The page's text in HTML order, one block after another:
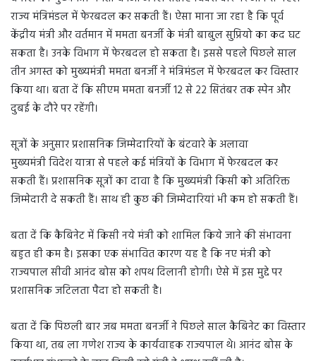
राज्य मंत्रिमंडल में फेरबदल कर सकती हैं। ऐसा माना जा रहा है कि पूर्व
केंद्रीय मंत्री और वर्तमान में ममता बनर्जी के मंत्री बाबुल सुप्रियो का कद घट
सकता है। उनके विभाग में फेरबदल हो सकता है। इससे पहले पिछले साल
तीन अगस्त को मुख्यमंत्री ममता बनर्जी ने मंत्रिमंडल में फेरबदल कर विस्तार
किया था। बता दें कि सीएम ममता बनर्जी 12 से 22 सितंबर तक स्पेन और
दुबई के दौरे पर रहेंगी।
सूत्रों के अनुसार प्रशासनिक जिम्मेदारियों के बंटवारे के अलावा
मुख्यमंत्री विदेश यात्रा से पहले कई मंत्रियों के विभाग में फेरबदल कर
सकती हैं। प्रशासनिक सूत्रों का दावा है कि मुख्यमंत्री किसी को अतिरिक्त
जिम्मेदारी दे सकती हैं। साथ ही कुछ की जिम्मेदारियां भी कम हो सकती हैं।
बता दें कि कैबिनेट में किसी नये मंत्री को शामिल किये जाने की संभावना
बहुत ही कम है। इसका एक संभावित कारण यह है कि नए मंत्री को
राज्यपाल सीवी आनंद बोस को शपथ दिलानी होगी। ऐसे में इस मुद्दे पर
प्रशासनिक जटिलता पैदा हो सकती है।
बता दें कि पिछली बार जब ममता बनर्जी ने पिछले साल कैबिनेट का विस्तार
किया था, तब ला गणेश राज्य के कार्यवाहक राज्यपाल थे। आनंद बोस के